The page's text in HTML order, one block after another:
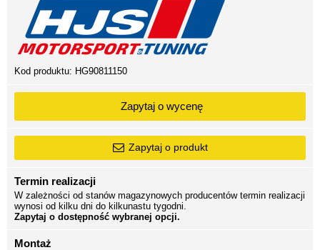
Kod produktu: HG90811150
Zapytaj o wycenę
Zapytaj o produkt
Termin realizacji
W zależności od stanów magazynowych producentów termin realizacji
wynosi od kilku dni do kilkunastu tygodni.
Zapytaj o dostępność wybranej opcji.
Montaż